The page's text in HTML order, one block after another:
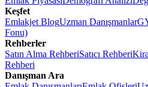
Keşfet
Emlakjet BlogUzman Danışmanlar
Fonu)
Rehberler
Satın Alma RehberiSatıcı Rehberi
Rehberi
Danışman Ara